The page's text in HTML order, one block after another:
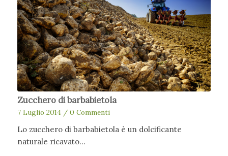
Zucchero di barbabietola
7 Luglio 2014 / 0 Commenti
Lo zucchero di barbabietola è un dolcificante
naturale ricavato…